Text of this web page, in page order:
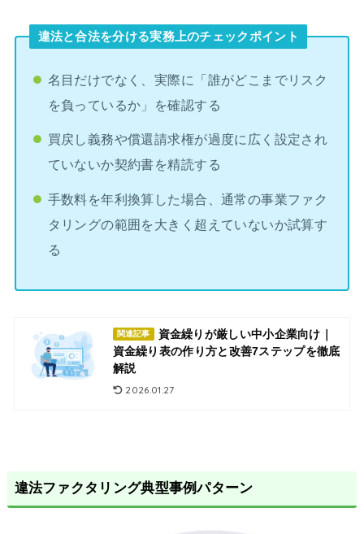
違法と合法を分ける実務上のチェックポイント
名目だけでなく、実際に「誰がどこまでリスク
を負っているか」を確認する
買戻し義務や償還請求権が過度に広く設定され
ていないか契約書を精読する
手数料を年利換算した場合、通常の事業ファク
タリングの範囲を大きく超えていないか試算す
る
関連記事
資金繰りが厳しい中小企業向け｜
資金繰り表の作り方と改善7ステップを徹底
解説
2026.01.27
違法ファクタリング典型事例パターン